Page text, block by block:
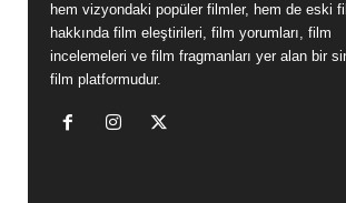
hem vizyondaki popüler filmler, hem de eski
hakkında film eleştirileri, film yorumları, film
incelemeleri ve film fragmanları yer alan bir
film platformudur.